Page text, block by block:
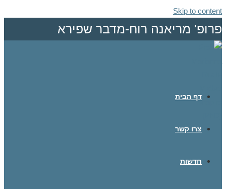
Skip to content
פרופ' מריאנה רוח-מדבר שפירא
דף הבית
צרו קשר
חדשות